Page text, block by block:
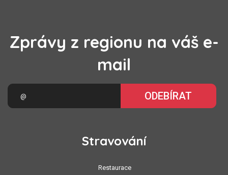
Zprávy z regionu na váš e-
mail
ODEBÍRAT
Stravování
Restaurace